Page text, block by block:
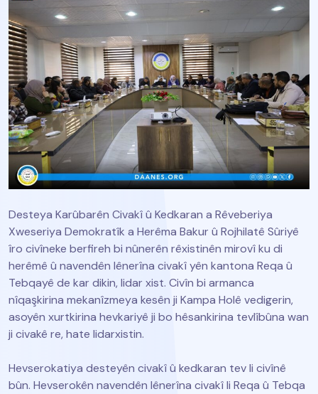
Desteya Karûbarên Civakî û Kedkaran a Rêveberiya
Xweseriya Demokratîk a Herêma Bakur û Rojhilatê Sûriyê
îro civîneke berfireh bi nûnerên rêxistinên mirovî ku di
herêmê û navendên lênerîna civakî yên kantona Reqa û
Tebqayê de kar dikin, lidar xist. Civîn bi armanca
nîqaşkirina mekanîzmeya kesên ji Kampa Holê vedigerin,
asoyên xurtkirina hevkariyê ji bo hêsankirina tevlîbûna wan
ji civakê re, hate lidarxistin.
Hevserokatiya desteyên civakî û kedkaran tev li civînê
bûn. Hevserokên navendên lênerîna civakî li Reqa û Tebqa